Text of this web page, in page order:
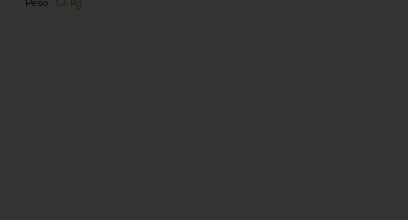
Peso 1,4 Kg